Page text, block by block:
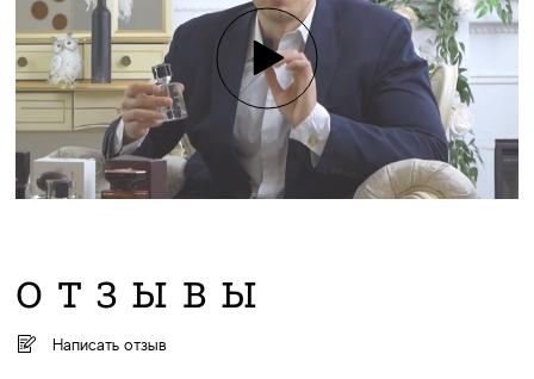
ОТЗЫВЫ
Написать отзыв